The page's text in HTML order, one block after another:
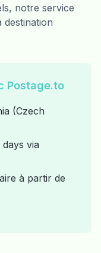
notre service
Postage.to
(Czech
via
à partir de